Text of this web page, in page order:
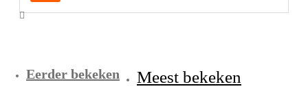
Eerder bekeken Meest bekeken